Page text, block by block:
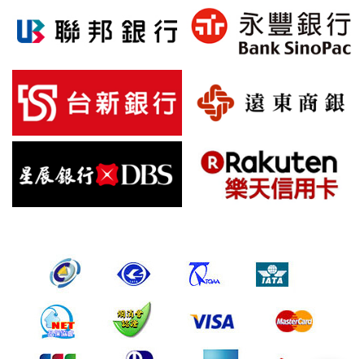
向警政單位提出告訴，我們將全力配合警政單位調查並提供所
有相關資料，以協助調查及破案！
請妥善保管您在本公司及相關企業伙伴網站的帳號、密碼或個
人資料，不要將任何資料、密碼提供給任何人。並在您使用完
本公司相關企業伙伴網站所提供的服務後，務必記得登出帳戶
問或訂購時，請立即通知本站。